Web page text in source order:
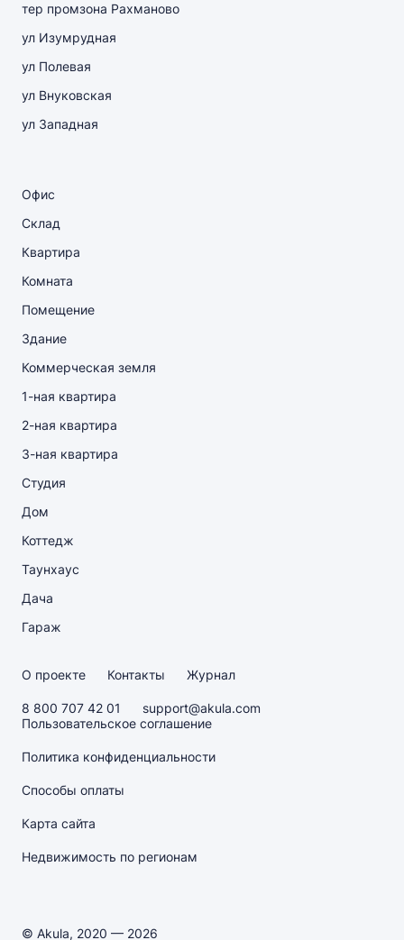
тер промзона Рахманово
ул Изумрудная
ул Полевая
ул Внуковская
ул Западная
Офис
Склад
Квартира
Комната
Помещение
Здание
Коммерческая земля
1-ная квартира
2-ная квартира
3-ная квартира
Студия
Дом
Коттедж
Таунхаус
Дача
Гараж
О проекте Контакты Журнал
8 800 707 42 01
support@akula.com
Пользовательское соглашение
Политика конфиденциальности
Способы оплаты
Карта сайта
Недвижимость по регионам
© Akula, 2020 — 2026